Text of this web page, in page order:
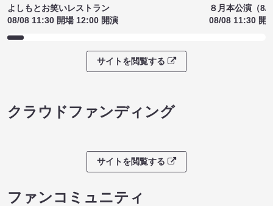
よしもとお笑いレストラン
08/08 11:30 開場 12:00 開演
８月本公演（8/
08/08 11:30 開
サイトを閲覧する
クラウドファンディング
サイトを閲覧する
ファンコミュニティ